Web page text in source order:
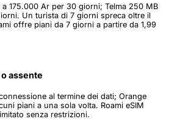
a 175.000 Ar per 30 giorni; Telma 250 MB
Un turista di 7 giorni spreca oltre il
offre piani da 7 giorni a partire da 1,99
assente
al termine dei dati; Orange
piani a una sola volta. Roami eSIM
senza restrizioni.